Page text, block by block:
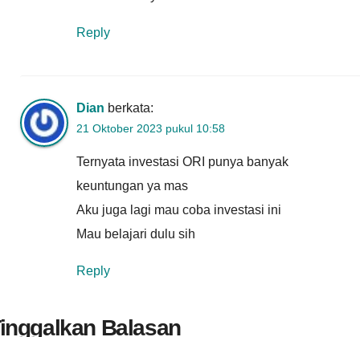
Reply
Dian berkata:
21 Oktober 2023 pukul 10:58
Ternyata investasi ORI punya banyak
keuntungan ya mas
Aku juga lagi mau coba investasi ini
Mau belajari dulu sih
Reply
Balasan